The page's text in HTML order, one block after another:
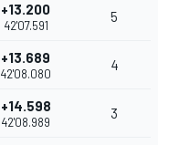
+13.200
42'07.591
5
+13.689
42'08.080
4
+14.598
42'08.989
3